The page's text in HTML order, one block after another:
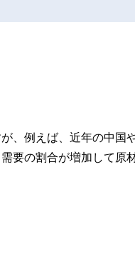
、例えば、近年の中国
要の割合が増加して原